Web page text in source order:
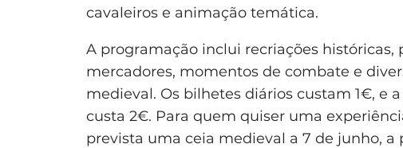
cavaleiros e animação temática.
A programação inclui recriações históricas,
mercadores, momentos de combate e
medieval. Os bilhetes diários custam 1€, e
custa 2€. Para quem quiser uma
prevista uma ceia medieval a 7 de junho,